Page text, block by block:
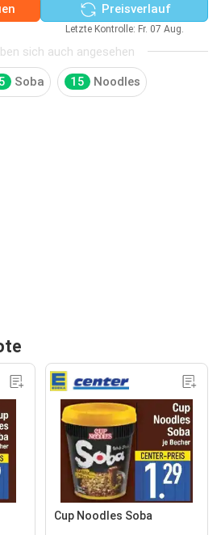
Preisverlauf
Letzte Kontrolle: Fr. 07 Aug.
sich auch angesehen
5 Soba 15 Noodles
Cup Noodles Soba